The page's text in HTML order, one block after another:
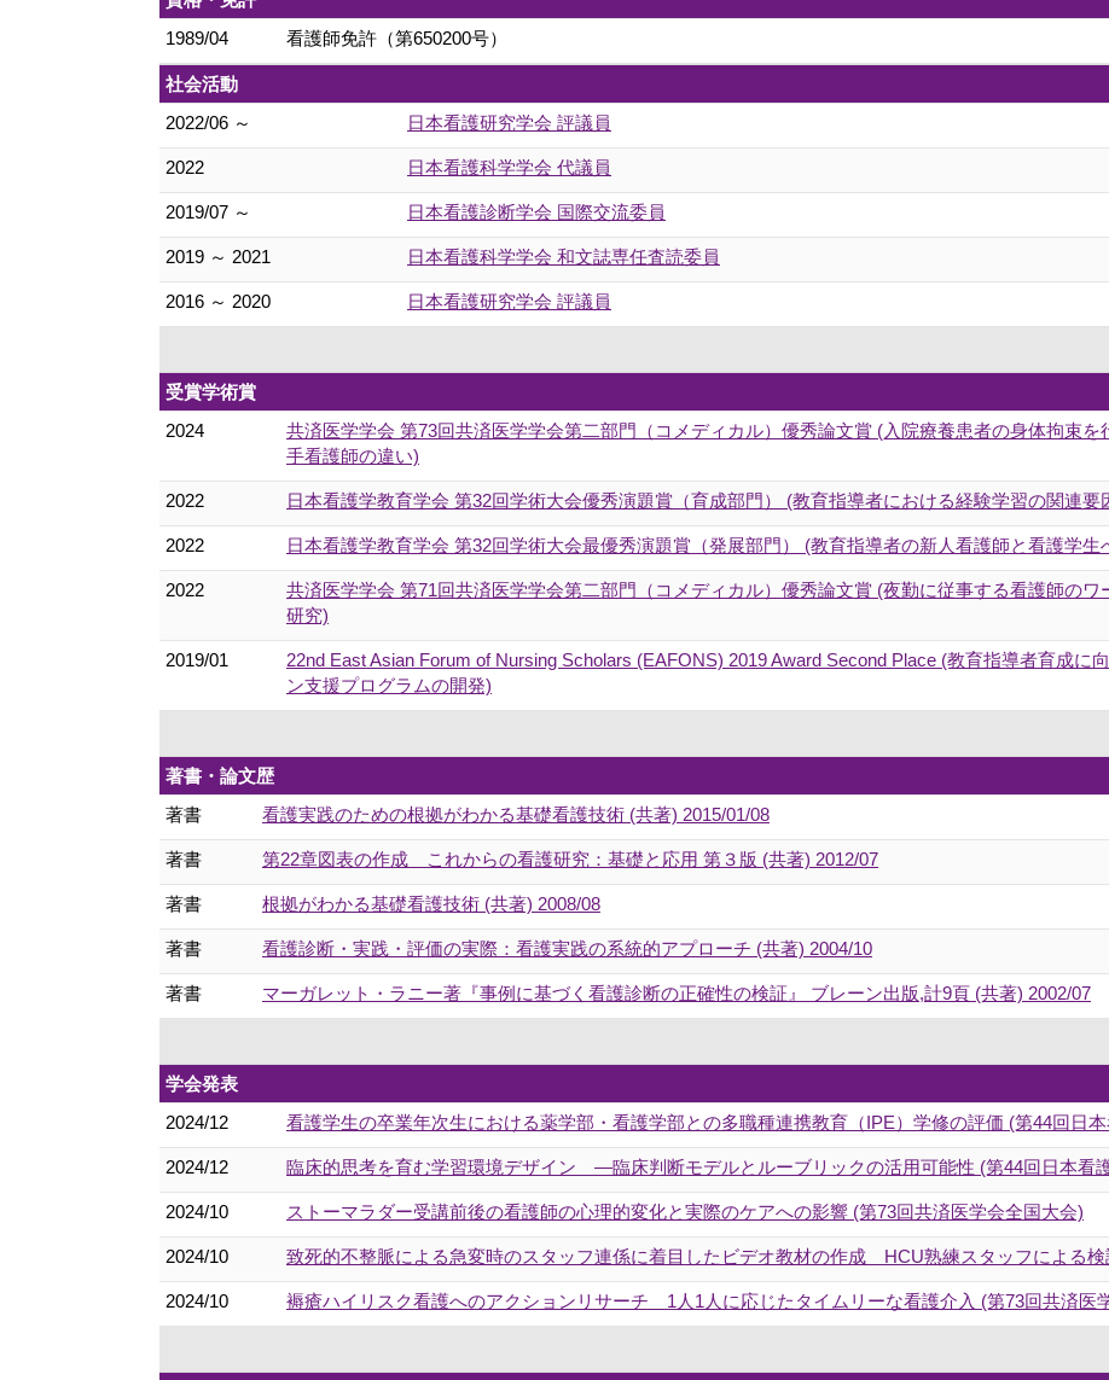
1989/04
看護師免許（第650200号）
社会活動
2022/06 ～
日本看護研究学会 評議員
2022 日本看護科学学会 代議員
2019/07 ～ 日本看護診断学会 国際交流委員
2019 ～ 2021 日本看護科学学会 和文誌専任査読委員
2016 ～ 2020 日本看護研究学会 評議員
受賞学術賞
2024
共済医学学会 第73回共済医学学会第二部門（コメディカル）優秀論文賞 (入院療養患者の身体拘束
手看護師の違い)
2022 日本看護学教育学会 第32回学術大会優秀演題賞（育成部門） (教育指導者における経験学習の関連要
2022 日本看護学教育学会 第32回学術大会最優秀演題賞（発展部門） (教育指導者の新人看護師と看護学
2022
共済医学学会 第71回共済医学学会第二部門（コメディカル）優秀論文賞 (夜勤に従事する看護師の
研究)
2019/01
22nd East Asian Forum of Nursing Scholars (EAFONS) 2019 Award Second Place (教育指導者育成に
ン支援プログラムの開発)
著書・論文歴
著書
看護実践のための根拠がわかる基礎看護技術 (共著) 2015/01/08
著書 第22章図表の作成 これからの看護研究：基礎と応用 第３版 (共著) 2012/07
著書 根拠がわかる基礎看護技術 (共著) 2008/08
著書 看護診断・実践・評価の実際：看護実践の系統的アプローチ (共著) 2004/10
著書 マーガレット・ラニー著『事例に基づく看護診断の正確性の検証』 ブレーン出版,計9頁 (共著) 2002/07
学会発表
2024/12
看護学生の卒業年次生における薬学部・看護学部との多職種連携教育（IPE）学修の評価 (第44回日
2024/12 臨床的思考を育む学習環境デザイン ―臨床判断モデルとルーブリックの活用可能性 (第44回日本看
2024/10 ストーマラダー受講前後の看護師の心理的変化と実際のケアへの影響 (第73回共済医学会全国大会)
2024/10 致死的不整脈による急変時のスタッフ連係に着目したビデオ教材の作成 HCU熟練スタッフによる
2024/10 褥瘡ハイリスク看護へのアクションリサーチ 1人1人に応じたタイムリーな看護介入 (第73回共済医